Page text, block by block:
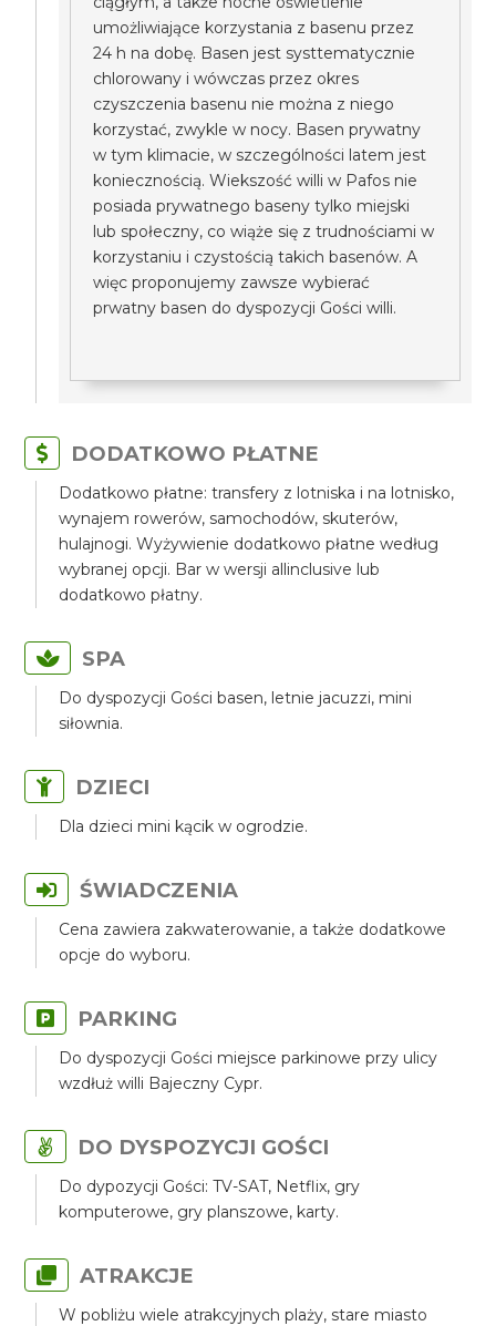
umożliwiające korzystania z basenu przez
24 h na dobę. Basen jest systtematycznie
chlorowany i wówczas przez okres
czyszczenia basenu nie można z niego
korzystać, zwykle w nocy. Basen prywatny
w tym klimacie, w szczególności latem jest
koniecznością. Wiekszość willi w Pafos nie
posiada prywatnego baseny tylko miejski
lub społeczny, co wiąże się z trudnościami w
korzystaniu i czystością takich basenów. A
więc proponujemy zawsze wybierać
prwatny basen do dyspozycji Gości willi.
DODATKOWO PŁATNE
Dodatkowo płatne: transfery z lotniska i na lotnisko,
wynajem rowerów, samochodów, skuterów,
hulajnogi. Wyżywienie dodatkowo płatne według
wybranej opcji. Bar w wersji allinclusive lub
dodatkowo płatny.
SPA
Do dyspozycji Gości basen, letnie jacuzzi, mini
siłownia.
DZIECI
Dla dzieci mini kącik w ogrodzie.
ŚWIADCZENIA
Cena zawiera zakwaterowanie, a także dodatkowe
opcje do wyboru.
PARKING
Do dyspozycji Gości miejsce parkinowe przy ulicy
wzdłuż willi Bajeczny Cypr.
DO DYSPOZYCJI GOŚCI
Do dypozycji Gości: TV-SAT, Netflix, gry
komputerowe, gry planszowe, karty.
ATRAKCJE
W pobliżu wiele atrakcyjnych plaży, stare miasto